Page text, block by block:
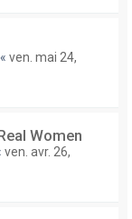
« ven. mai 24,
Women
ven. avr. 26,